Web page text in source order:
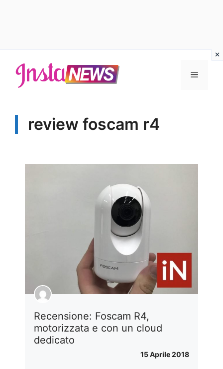
contenuto
Menu
review foscam r4
Recensione: Foscam R4,
motorizzata e con un cloud
dedicato
15 Aprile 2018